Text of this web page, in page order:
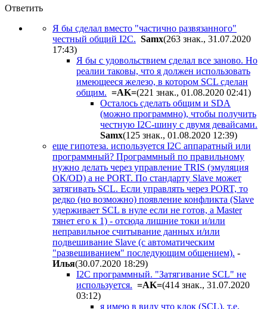
Ответить
Я бы сделал вместо "частично развязанного"
честный общий I2C. Samx(263 знак., 31.07.2020
17:43)
Я бы с удовольствием сделал все заново. Но
реалии таковы, что я должен использовать
имеющееся железо, в котором SCL сделан
общим. =AK=(221 знак., 01.08.2020 02:41)
Осталось сделать общим и SDA
(можно программно), чтобы получить
честную I2C-шину с двумя девайсами.
Samx(125 знак., 01.08.2020 12:39)
еще гипотеза. используется I2C аппаратный или
программный? Программный по правильному
нужно делать через управление TRIS (эмуляция
ОК/OD) а не PORT. По стандарту Slave может
затягивать SCL. Если управлять через PORT, то
редко (но возможно) появление конфликта (Slave
удерживает SCL в нуле если не готов, а Master
тянет его к 1) - отсюда лишние токи и/или
неправильное считывание данных и/или
подвешивание Slave (с автоматическим
"развешиванием" последующим общением). -
Илья(30.07.2020 18:29)
I2C программный. "Затягивание SCL" не
используется. =AK=(414 знак., 31.07.2020
03:12)
я имею в виду что клок (SCL), т.е.